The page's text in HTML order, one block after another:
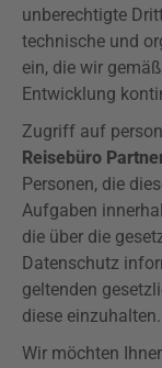
unberechtigte
technische und
ein, die wir
Entwicklung
Zugriff auf
Reisebüro
Personen, die
Aufgaben
die über die
Datenschutz
geltenden
diese einzuhalten.
Wir möchten